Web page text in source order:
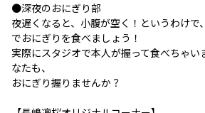
●深夜のおにぎり部
夜遅くなると、小腹が空く！というわけで
でおにぎりを食べましょう！
実際にスタジオで本人が握って食べちゃい
なたも、
おにぎり握りませんか？